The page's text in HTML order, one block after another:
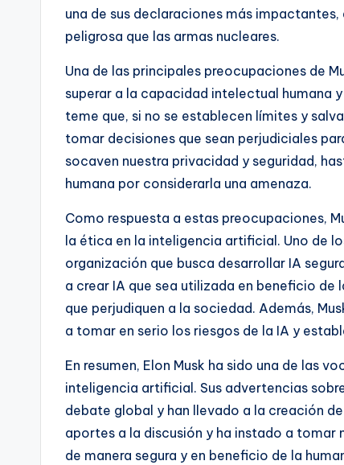
una de sus declaraciones más
peligrosa que las armas nucleares.
Una de las principales preocupaciones de
superar a la capacidad intelectual humana
teme que, si no se establecen límites y
tomar decisiones que sean perjudiciales
socaven nuestra privacidad y seguridad,
humana por considerarla una amenaza.
Como respuesta a estas preocupaciones,
la ética en la inteligencia artificial. Uno de
organización que busca desarrollar IA
a crear IA que sea utilizada en beneficio de
que perjudiquen a la sociedad. Además,
a tomar en serio los riesgos de la IA y
En resumen, Elon Musk ha sido una de las
inteligencia artificial. Sus advertencias
debate global y han llevado a la creación
aportes a la discusión y ha instado a tomar
de manera segura y en beneficio de la